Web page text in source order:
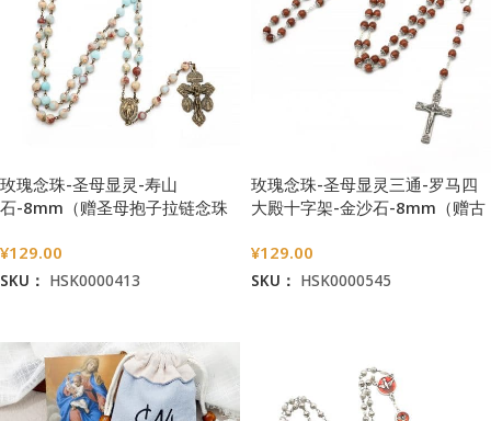
玫瑰念珠-圣母显灵-寿山
石-8mm（赠圣母抱子拉链念珠
¥129.00
SKU： HSK0000413
玫瑰念珠-圣母显灵三通-罗马四
大殿十字架-金沙石-8mm（赠古
¥129.00
SKU： HSK0000545